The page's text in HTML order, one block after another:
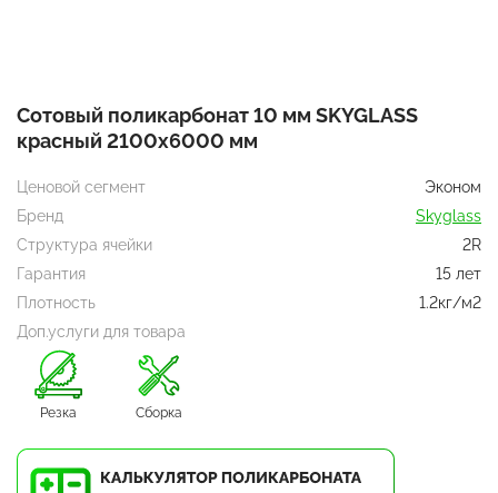
Сотовый поликарбонат 10 мм SKYGLASS
красный 2100х6000 мм
Ценовой сегмент
Эконом
Бренд
Skyglass
Структура ячейки
2R
Гарантия
15 лет
Плотность
1.2кг/м2
Доп.услуги для товара
Резка Сборка